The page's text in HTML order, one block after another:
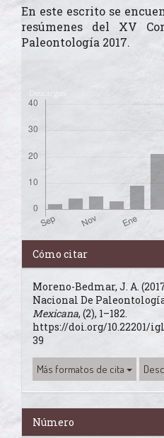
section the
En este escrito se
resúmenes del XV
Paleontología 2017.
Descargas
Detalles
del
artículo
Cómo citar
Moreno-Bedmar, J. A.
Nacional De
Mexicana, (2), 1–182.
https://doi.org/10.22201/
39
Más formatos de cita
Número